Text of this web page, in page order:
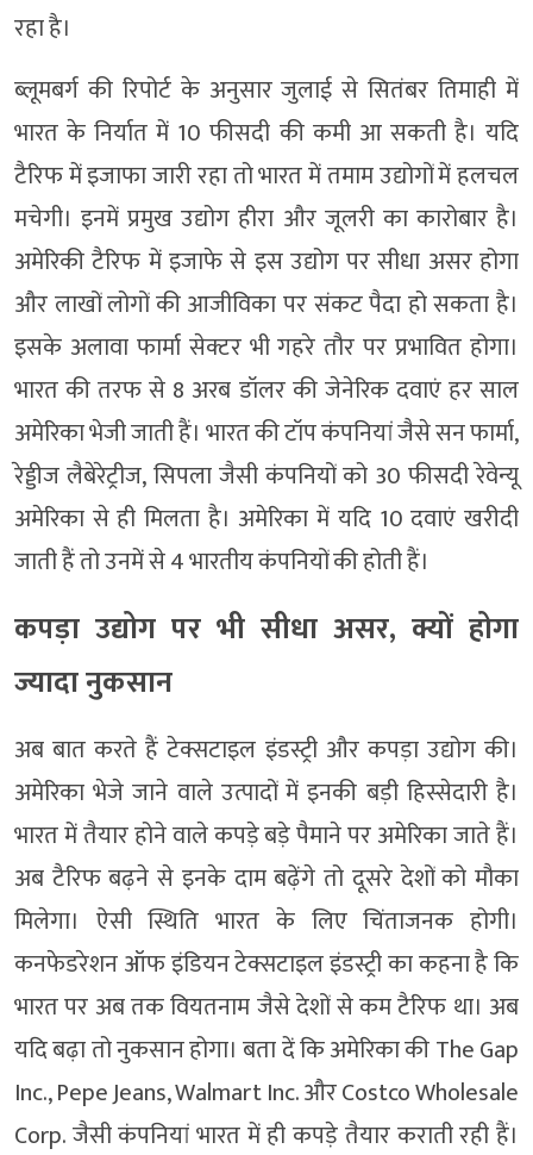
रहा है।
ब्लूमबर्ग की रिपोर्ट के अनुसार जुलाई से सितंबर तिमाही में
भारत के निर्यात में 10 फीसदी की कमी आ सकती है। यदि
टैरिफ में इजाफा जारी रहा तो भारत में तमाम उद्योगों में हलचल
मचेगी। इनमें प्रमुख उद्योग हीरा और जूलरी का कारोबार है।
अमेरिकी टैरिफ में इजाफे से इस उद्योग पर सीधा असर होगा
और लाखों लोगों की आजीविका पर संकट पैदा हो सकता है।
इसके अलावा फार्मा सेक्टर भी गहरे तौर पर प्रभावित होगा।
भारत की तरफ से 8 अरब डॉलर की जेनेरिक दवाएं हर साल
अमेरिका भेजी जाती हैं। भारत की टॉप कंपनियां जैसे सन फार्मा,
रेड्डीज लैबेरेट्रीज, सिपला जैसी कंपनियों को 30 फीसदी रेवेन्यू
अमेरिका से ही मिलता है। अमेरिका में यदि 10 दवाएं खरीदी
जाती हैं तो उनमें से 4 भारतीय कंपनियों की होती हैं।
कपड़ा उद्योग पर भी सीधा असर, क्यों होगा
ज्यादा नुकसान
अब बात करते हैं टेक्सटाइल इंडस्ट्री और कपड़ा उद्योग की।
अमेरिका भेजे जाने वाले उत्पादों में इनकी बड़ी हिस्सेदारी है।
भारत में तैयार होने वाले कपड़े बड़े पैमाने पर अमेरिका जाते हैं।
अब टैरिफ बढ़ने से इनके दाम बढ़ेंगे तो दूसरे देशों को मौका
मिलेगा। ऐसी स्थिति भारत के लिए चिंताजनक होगी।
कनफेडरेशन ऑफ इंडियन टेक्सटाइल इंडस्ट्री का कहना है कि
भारत पर अब तक वियतनाम जैसे देशों से कम टैरिफ था। अब
यदि बढ़ा तो नुकसान होगा। बता दें कि अमेरिका की The Gap
Inc., Pepe Jeans, Walmart Inc. और Costco Wholesale
Corp. जैसी कंपनियां भारत में ही कपड़े तैयार कराती रही हैं।